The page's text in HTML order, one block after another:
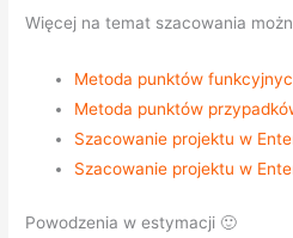
Więcej na temat szacowania
Metoda punktów
Metoda punktów
Szacowanie projektu w
Szacowanie projektu w
Powodzenia w estymacji 🙂